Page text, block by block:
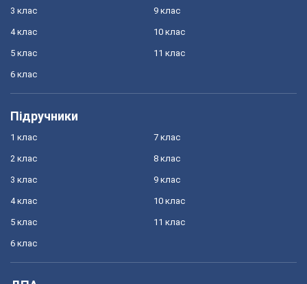
3 клас
4 клас
5 клас
6 клас
9 клас
10 клас
11 клас
Підручники
1 клас
2 клас
3 клас
4 клас
5 клас
6 клас
7 клас
8 клас
9 клас
10 клас
11 клас